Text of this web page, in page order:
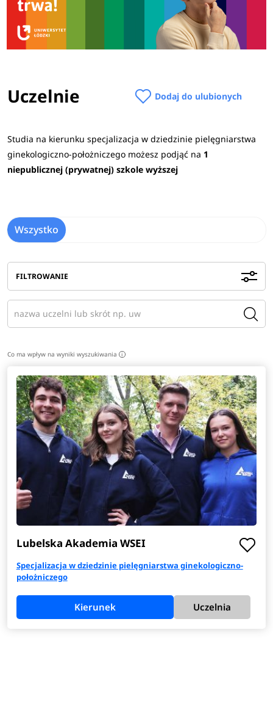
Uczelnie Dodaj do ulubionych
Studia na kierunku specjalizacja w dziedzinie pielęgniarstwa
ginekologiczno-położniczego możesz podjąć na 1
niepublicznej (prywatnej) szkole wyższej
Wszystko
FILTROWANIE
Co ma wpływ na wyniki wyszukiwania i
Lubelska Akademia WSEI
Specjalizacja w dziedzinie pielęgniarstwa ginekologiczno-
położniczego
Kierunek Uczelnia